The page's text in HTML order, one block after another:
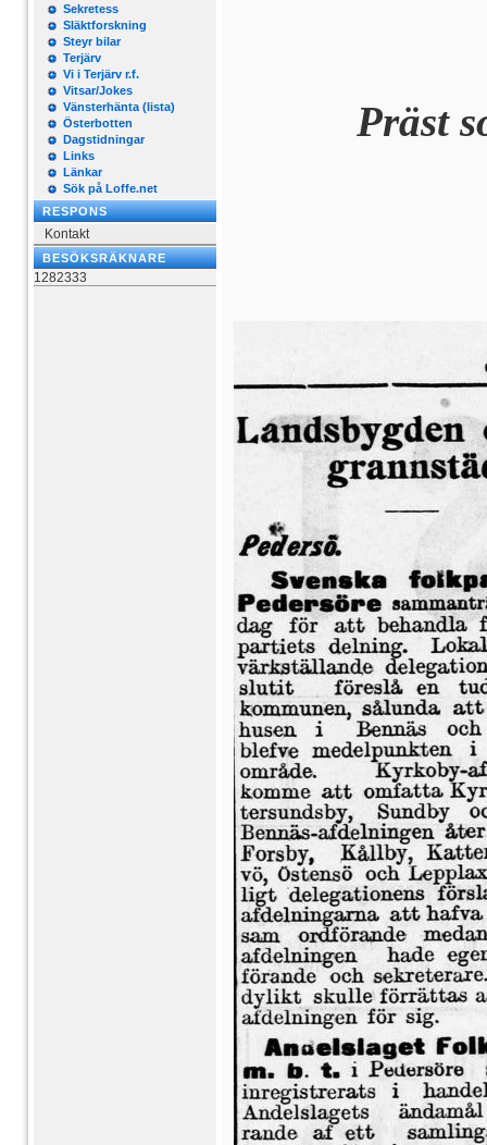
Sekretess
Släktforskning
Steyr bilar
Terjärv
Vi i Terjärv r.f.
Vitsar/Jokes
Vänsterhänta (lista)
Österbotten
Dagstidningar
Links
Länkar
Sök på Loffe.net
RESPONS
Kontakt
BESÖKSRÄKNARE
1282333
Präst